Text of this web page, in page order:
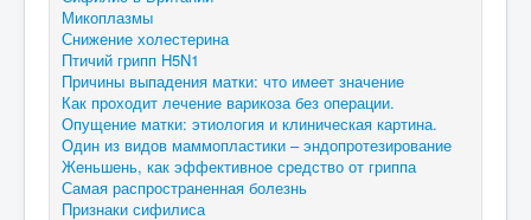
Микоплазмы
Снижение холестерина
Птичий грипп H5N1
Причины выпадения матки: что имеет значение
Как проходит лечение варикоза без операции.
Опущение матки: этиология и клиническая картина.
Один из видов маммопластики – эндопротезирование
Женьшень, как эффективное средство от гриппа
Самая распространенная болезнь
Признаки сифилиса